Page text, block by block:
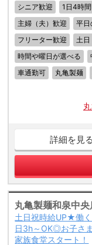
シニア歓迎 1日4時
主婦（夫）歓迎
平日
フリーター歓迎
土日
時間や曜日が選べる
車通勤可
丸亀製麺
詳細を見る
丸亀製麺和泉中央
土日祝時給UP★働
日3h～OK◎お子さ
家族食堂スタート！